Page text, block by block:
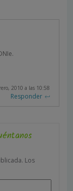
2010 a las 10:58
e.
Responder
Los